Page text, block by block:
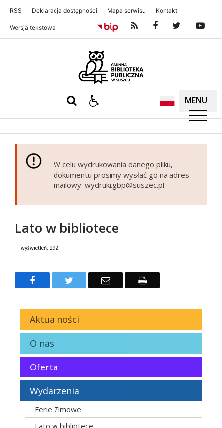
RSS Deklaracja dostępności Mapa serwisu Kontakt
Wersja tekstowa
MENU
W celu wydrukowania danego pliku,
dokumentu prosimy wysłać go na adres
mailowy: wydruki.gbp@suszec.pl.
Lato w bibliotece
wyświetleń: 292
FacebookTwitter Email Drukuj
Aktualności
O nas
Oferta
Wydarzenia
Ferie Zimowe
Lato w bibliotece